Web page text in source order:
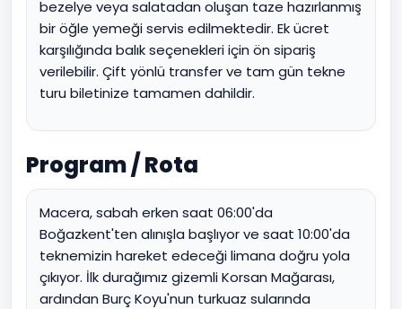
bezelye veya salatadan oluşan taze hazırlanmış
bir öğle yemeği servis edilmektedir. Ek ücret
karşılığında balık seçenekleri için ön sipariş
verilebilir. Çift yönlü transfer ve tam gün tekne
turu biletinize tamamen dahildir.
Program / Rota
Macera, sabah erken saat 06:00'da
Boğazkent'ten alınışla başlıyor ve saat 10:00'da
teknemizin hareket edeceği limana doğru yola
çıkıyor. İlk durağımız gizemli Korsan Mağarası,
ardından Burç Koyu'nun turkuaz sularında